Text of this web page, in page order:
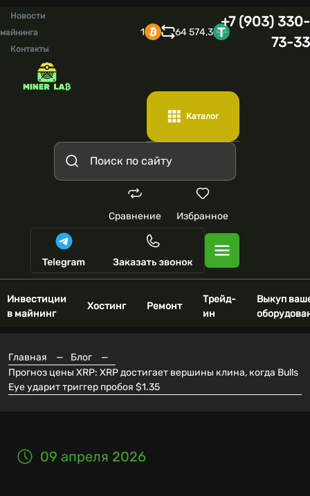
Новости
майнинга
Контакты
1 64 574,3
+7 (903) 330-
73-33
Каталог
Сравнение Избранное
Инвестиции
в майнинг
Хостинг Ремонт
Трейд-
ин
Выкуп
Главная — Блог
—
Прогноз цены XRP: XRP достигает вершины клина, когда Bulls
Eye ударит триггер пробоя $1.35
09 апреля 2026